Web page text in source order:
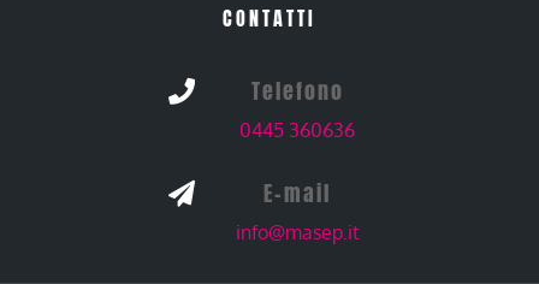
CONTATTI
 Telefono
0445 360636
 E-mail
info@masep.it